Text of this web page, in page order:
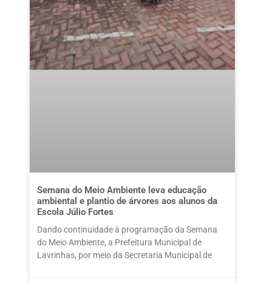
Semana do Meio Ambiente leva educação
ambiental e plantio de árvores aos alunos da
Escola Júlio Fortes
Dando continuidade à programação da Semana
do Meio Ambiente, a Prefeitura Municipal de
Lavrinhas, por meio da Secretaria Municipal de